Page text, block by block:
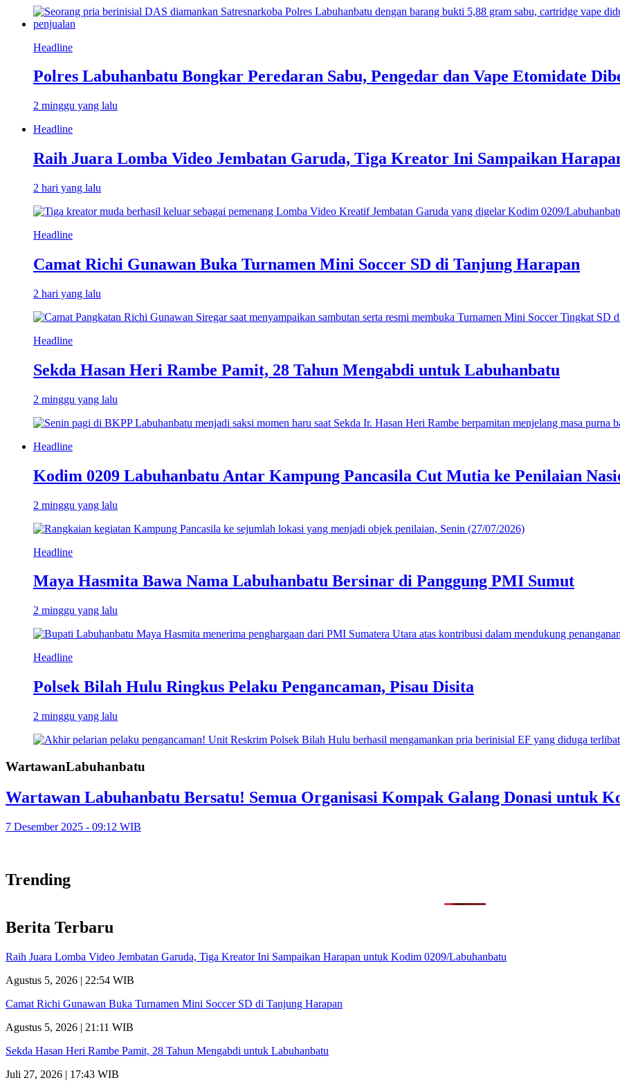
Headline
Polres Labuhanbatu Bongkar Peredaran Sabu, Pengedar dan Vape Etomidate
2 minggu yang lalu
Headline
Raih Juara Lomba Video Jembatan Garuda, Tiga Kreator Ini Sampaikan
2 hari yang lalu
Headline
Camat Richi Gunawan Buka Turnamen Mini Soccer SD di Tanjung Harapan
2 hari yang lalu
Headline
Sekda Hasan Heri Rambe Pamit, 28 Tahun Mengabdi untuk Labuhanbatu
2 minggu yang lalu
Headline
Kodim 0209 Labuhanbatu Antar Kampung Pancasila Cut Mutia ke Penilaian
2 minggu yang lalu
Headline
Maya Hasmita Bawa Nama Labuhanbatu Bersinar di Panggung PMI Sumut
2 minggu yang lalu
Headline
Polsek Bilah Hulu Ringkus Pelaku Pengancaman, Pisau Disita
2 minggu yang lalu
WartawanLabuhanbatu
Wartawan Labuhanbatu Bersatu! Semua Organisasi Kompak Galang Donasi untuk
7 Desember 2025 - 09:12 WIB
Trending
Berita Terbaru
Raih Juara Lomba Video Jembatan Garuda, Tiga Kreator Ini Sampaikan Harapan untuk Kodim 0209/Labuhanbatu
Agustus 5, 2026 | 22:54 WIB
Camat Richi Gunawan Buka Turnamen Mini Soccer SD di Tanjung Harapan
Agustus 5, 2026 | 21:11 WIB
Sekda Hasan Heri Rambe Pamit, 28 Tahun Mengabdi untuk Labuhanbatu
Juli 27, 2026 | 17:43 WIB